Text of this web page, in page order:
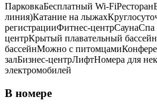
ПарковкаБесплатный Wi-FiРесторан
линия)Катание на лыжах
регистрацииФитнес-центрСаунаСпа
центрКрытый плавательный бассейн
бассейнМожно с питомцами
залБизнес-центрЛифтНомера для
электромобилей
В номере